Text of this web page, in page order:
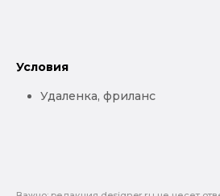
Условия
Удаленка, фриланс